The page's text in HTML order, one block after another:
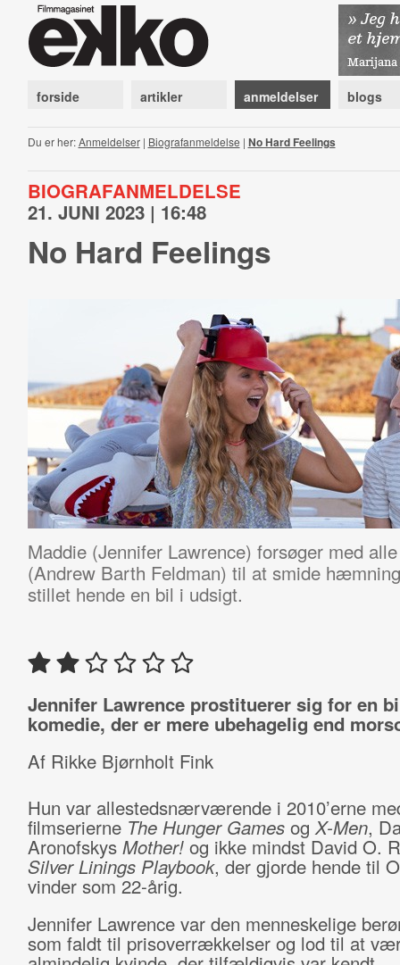
forside artikler anmeldelser blogs
Du er her:Anmeldelser| Biografanmeldelse | No Hard Feelings
BIOGRAFANMELDELSE
21. JUNI 2023 | 16:48
No Hard Feelings
Maddie (Jennifer Lawrence) forsøger med
(Andrew Barth Feldman) til at smide
stillet hende en bil i udsigt.
Jennifer Lawrence prostituerer sig for en
komedie, der er mere ubehagelig end
Af Rikke Bjørnholt Fink
Hun var allestedsnærværende i 2010’erne
filmserierne The Hunger GamesogX-Men,
Aronofskys Mother! og ikke mindst David O.
Silver Linings Playbook, der gjorde hende til
vinder som 22-årig.
Jennifer Lawrence var den menneskelige
som faldt til prisoverrækkelser og lod til at